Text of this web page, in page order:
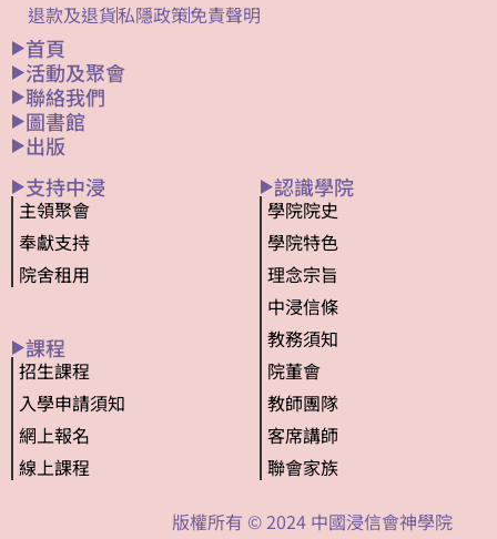
退款及退貨私隱政策免責聲明
首頁
活動及聚會
聯絡我們
圖書館
出版
支持中浸
主領聚會
奉獻支持
院舍租用
課程
招生課程
入學申請須知
網上報名
線上課程
認識學院
學院院史
學院特色
理念宗旨
中浸信條
教務須知
院董會
教師團隊
客席講師
聯會家族
版權所有 © 2024 中國浸信會神學院